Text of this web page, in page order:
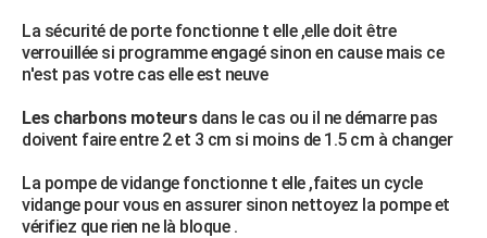
La sécurité de porte fonctionne t elle ,elle doit être
verrouillée si programme engagé sinon en cause mais ce
n'est pas votre cas elle est neuve
Les charbons moteurs dans le cas ou il ne démarre pas
doivent faire entre 2 et 3 cm si moins de 1.5 cm à changer
La pompe de vidange fonctionne t elle ,faites un cycle
vidange pour vous en assurer sinon nettoyez la pompe et
vérifiez que rien ne là bloque .